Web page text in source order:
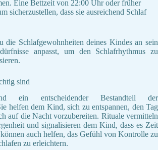
Eine Bettzeit von 22:00 Uhr oder früher
sicherzustellen, dass sie ausreichend Schlaf
die Schlafgewohnheiten deines Kindes an sein
anpasst, um den Schlafrhythmus zu
sind
ein entscheidender Bestandteil der
helfen dem Kind, sich zu entspannen, den Tag
auf die Nacht vorzubereiten. Rituale vermitteln
und signalisieren dem Kind, dass es Zeit
auch helfen, das Gefühl von Kontrolle zu
zu erleichtern.